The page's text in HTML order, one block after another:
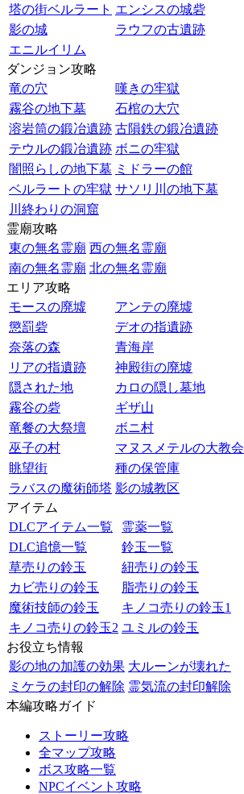
塔の街ベルラート エンシスの城砦
影の城
ラウフの古遺跡
エニルイリム
ダンジョン攻略
竜の穴
嘆きの牢獄
霧谷の地下墓
石棺の大穴
溶岩筒の鍛冶遺跡 古隕鉄の鍛冶遺跡
テウルの鍛冶遺跡 ボニの牢獄
闇照らしの地下墓 ミドラーの館
ベルラートの牢獄 サソリ川の地下墓
川終わりの洞窟
霊廟攻略
東の無名霊廟 西の無名霊廟
南の無名霊廟 北の無名霊廟
エリア攻略
モースの廃墟
アンテの廃墟
懲罰砦
デオの指遺跡
奈落の森
青海岸
リアの指遺跡
神殿街の廃墟
隠された地
カロの隠し墓地
霧谷の砦
ギザ山
竜餐の大祭壇
ボニ村
巫子の村
マヌスメテルの大教会
眺望街
種の保管庫
ラバスの魔術師塔 影の城教区
アイテム
DLCアイテム一覧
霊薬一覧
DLC追憶一覧
鈴玉一覧
草売りの鈴玉
紐売りの鈴玉
カビ売りの鈴玉
脂売りの鈴玉
魔術技師の鈴玉
キノコ売りの鈴玉1
キノコ売りの鈴玉2 ユミルの鈴玉
お役立ち情報
影の地の加護の効果 大ルーンが壊れた
ミケラの封印の解除 霊気流の封印解除
本編攻略ガイド
ストーリー攻略
全マップ攻略
ボス攻略一覧
NPCイベント攻略